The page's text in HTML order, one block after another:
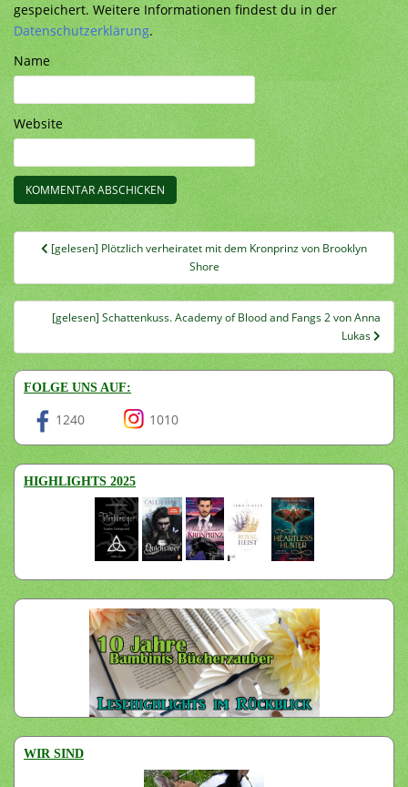
gespeichert. Weitere Informationen findest du in der
Datenschutzerklärung.
Name
Website
Beitragsnavigation
[gelesen] Plötzlich verheiratet mit dem Kronprinz von Brooklyn
Shore
[gelesen] Schattenkuss. Academy of Blood and Fangs 2 von Anna
Lukas
FOLGE UNS AUF:
1240 1010
HIGHLIGHTS 2025
WIR SIND